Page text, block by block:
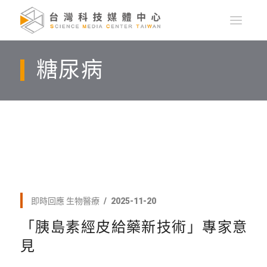
糖尿病
即時回應 生物醫療 2025-11-20
「胰島素經皮給藥新技術」專家意
見